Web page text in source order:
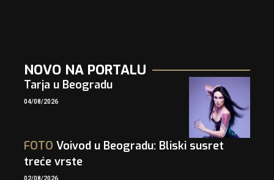
NOVO NA PORTALU
Tarja u Beogradu
04/08/2026
FOTO Voivod u Beogradu: Bliski susret
treće vrste